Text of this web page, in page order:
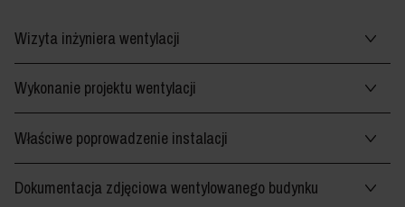
Wizyta inżyniera wentylacji
Wykonanie projektu wentylacji
Właściwe poprowadzenie instalacji
Dokumentacja zdjęciowa wentylowanego budynku